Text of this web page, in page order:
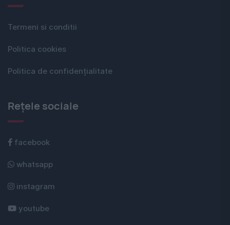
Termeni si conditii
Politica cookies
Politica de confidențialitate
Rețele sociale
facebook
whatsapp
instagram
youtube